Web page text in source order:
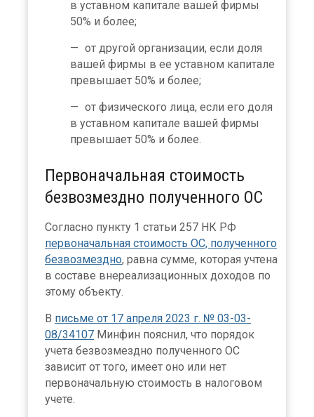
в уставном капитале вашей фирмы
50% и более;
от другой организации, если доля
вашей фирмы в ее уставном капитале
превышает 50% и более;
от физического лица, если его доля
в уставном капитале вашей фирмы
превышает 50% и более.
Первоначальная стоимость
безвозмездно полученного ОС
Согласно пункту 1 статьи 257 НК РФ
первоначальная стоимость ОС, полученного
безвозмездно, равна сумме, которая учтена
в составе внереализационных доходов по
этому объекту.
В письме от 17 апреля 2023 г. № 03-03-
08/34107 Минфин пояснил, что порядок
учета безвозмездно полученного ОС
зависит от того, имеет оно или нет
первоначальную стоимость в налоговом
учете.